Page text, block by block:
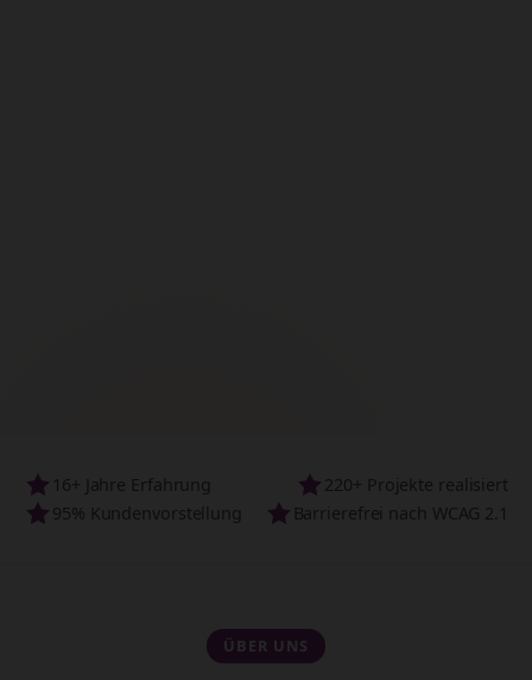
16+ Jahre Erfahrung
220+ Projekte realisiert
95% Kundenvorstellung
Barrierefrei nach WCAG 2.1
ÜBER UNS